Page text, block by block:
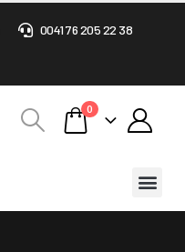
0041 76 205 22 38
0